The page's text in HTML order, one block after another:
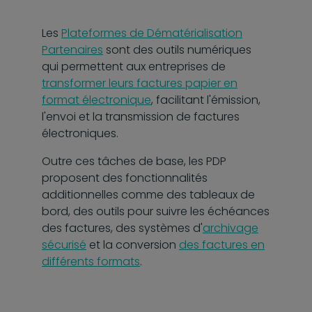
Les Plateformes de Dématérialisation
Partenaires sont des outils numériques
qui permettent aux entreprises de
transformer leurs factures papier en
format électronique, facilitant l'émission,
l'envoi et la transmission de factures
électroniques.
Outre ces tâches de base, les PDP
proposent des fonctionnalités
additionnelles comme des tableaux de
bord, des outils pour suivre les échéances
des factures, des systèmes d'archivage
sécurisé et la conversion des factures en
différents formats.